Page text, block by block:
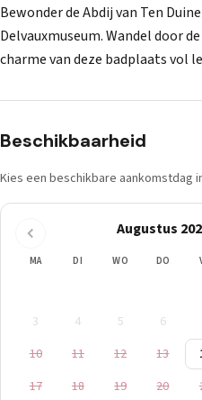
Bewonder de Abdij van Ten
Delvauxmuseum. Wandel door
charme van deze badplaats vol
Beschikbaarheid
Kies een beschikbare aankomstdag
Augustus
MA DI WO DO
3
4 5 6
10
11 12 13
17
18 19 20